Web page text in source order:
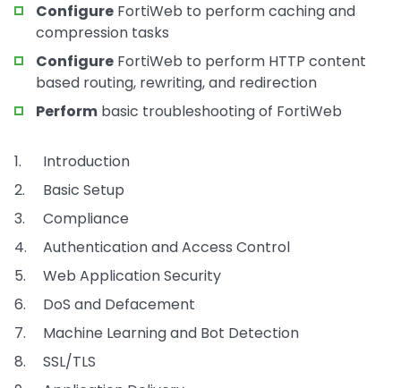
Configure FortiWeb to perform caching and
compression tasks
Configure FortiWeb to perform HTTP content
based routing, rewriting, and redirection
Perform basic troubleshooting of FortiWeb
Introduction
Basic Setup
Compliance
Authentication and Access Control
Web Application Security
DoS and Defacement
Machine Learning and Bot Detection
SSL/TLS